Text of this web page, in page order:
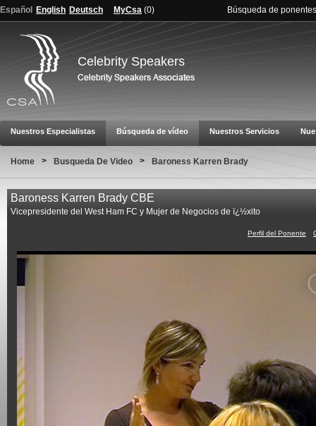
Español English Deutsch MyCsa (0) Búsqueda de ponentes
Celebrity Speakers
Nuestros Especialistas Búsqueda de vídeo Nuestros Servicios
Home > Busqueda De Video > Baroness Karren Brady
Baroness Karren Brady CBE
Vicepresidente del West Ham FC y Mujer de Negocios de ï¿½xito
Perfil del Ponente